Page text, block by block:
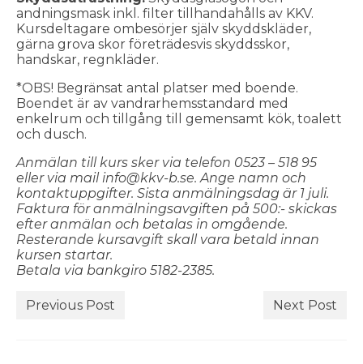
andningsmask inkl. filter tillhandahålls av KKV.
Kursdeltagare ombesörjer själv skyddskläder,
gärna grova skor företrädesvis skyddsskor,
handskar, regnkläder.
*OBS! Begränsat antal platser med boende.
Boendet är av vandrarhemsstandard med
enkelrum och tillgång till gemensamt kök, toalett
och dusch.
Anmälan till kurs sker via telefon 0523 – 518 95
eller via mail info@kkv-b.se. Ange namn och
kontaktuppgifter. Sista anmälningsdag är 1 juli.
Faktura för anmälningsavgiften på 500:- skickas
efter anmälan och betalas in omgående.
Resterande kursavgift skall vara betald innan
kursen startar.
Betala via bankgiro 5182-2385.
Previous Post Next Post